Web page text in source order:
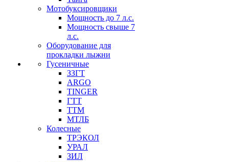
Мотобуксировщики
Мощность до 7 л.с.
Мощность свыше 7
л.с.
Оборудование для
прокладки лыжни
Гусеничные
ЗЗГТ
ARGO
TINGER
ГТТ
ТТМ
МТЛБ
Колесные
ТРЭКОЛ
УРАЛ
ЗИЛ